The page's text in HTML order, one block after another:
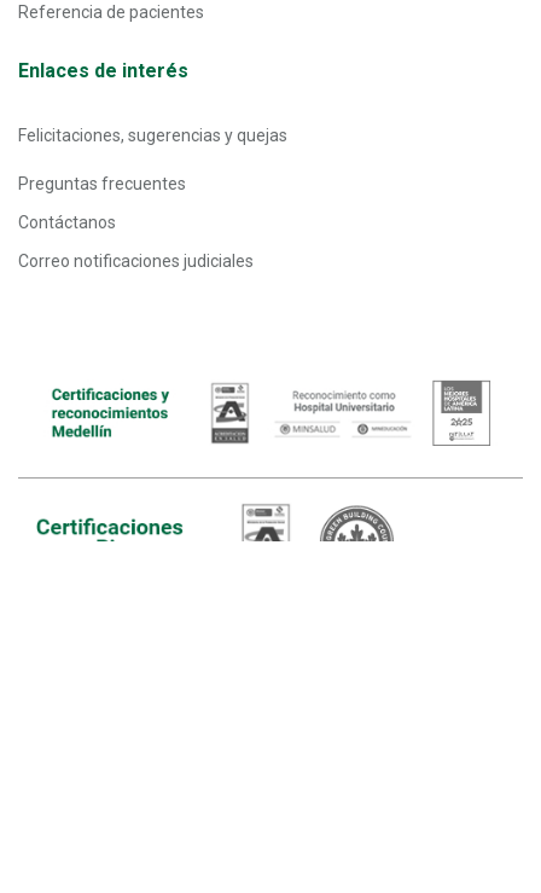
Referencia de pacientes
Enlaces de interés
Felicitaciones, sugerencias y quejas
Preguntas frecuentes
Contáctanos
Correo notificaciones judiciales